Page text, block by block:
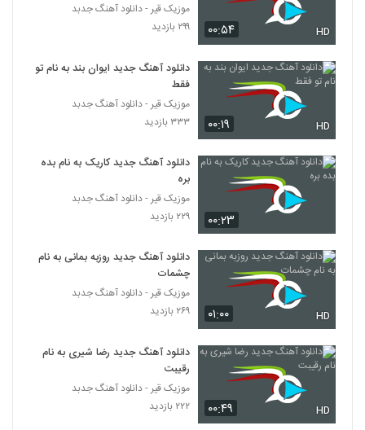
آهنگ دیگه برنگرد از مهدی رفعتی(پاپ)
۲۶۲ بازدید
حمید سمندرپور آهنگ انتظار
5335
۲۹۷ بازدید
5336
Yaghoubi Divoonegi)
دانلود آهنگ رضا بیدرام زندگی
5338
احسان قربان زاده آهنگ تو که نباشى
۲۸۱ بازدید
آهنگ ای جان از محسن حق شناس(پاپ)
۲۶۰ بازدید
۰۰:۵۴ HD
موزیک قیر - دانلود آهنگ جدبد
۲۹۹ بازدید
۰۰:۱۹ HD
دانلود آهنگ جدید ایوان بند به نام تو
فقط
موزیک قیر - دانلود آهنگ جدبد
۳۳۳ بازدید
۰۰:۲۳
دانلود آهنگ جدید کاریک به نام بده
بره
موزیک قیر - دانلود آهنگ جدبد
۲۲۹ بازدید
۰۱:۰۰ HD
دانلود آهنگ جدید روزبه بمانی به نام
چشمات
موزیک قیر - دانلود آهنگ جدبد
۲۶۹ بازدید
۰۰:۴۹ HD
دانلود آهنگ جدید رضا شیری به نام
رقیبت
موزیک قیر - دانلود آهنگ جدبد
۲۲۲ بازدید